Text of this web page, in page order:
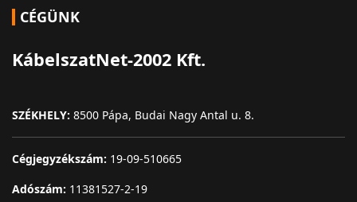
CÉGÜNK
KábelszatNet-2002 Kft.
SZÉKHELY: 8500 Pápa, Budai Nagy Antal u. 8.
Cégjegyzékszám: 19-09-510665
Adószám: 11381527-2-19